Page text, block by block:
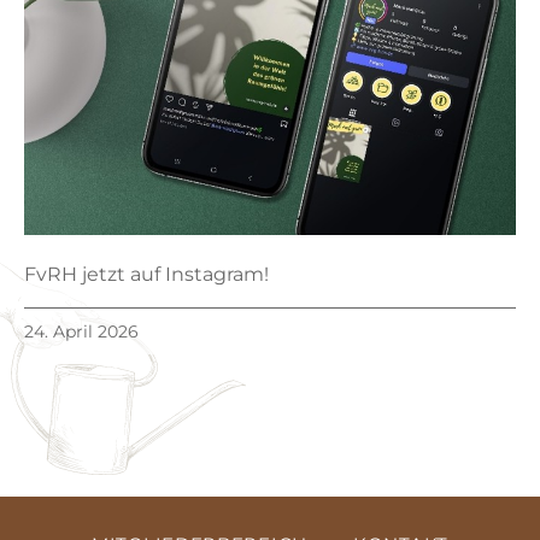
FvRH jetzt auf Instagram!
24. April 2026